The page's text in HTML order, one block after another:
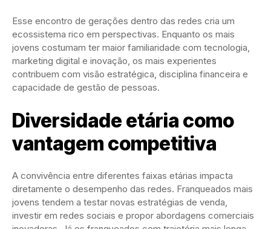
Esse encontro de gerações dentro das redes cria um
ecossistema rico em perspectivas. Enquanto os mais
jovens costumam ter maior familiaridade com tecnologia,
marketing digital e inovação, os mais experientes
contribuem com visão estratégica, disciplina financeira e
capacidade de gestão de pessoas.
Diversidade etária como
vantagem competitiva
A convivência entre diferentes faixas etárias impacta
diretamente o desempenho das redes. Franqueados mais
jovens tendem a testar novas estratégias de venda,
investir em redes sociais e propor abordagens comerciais